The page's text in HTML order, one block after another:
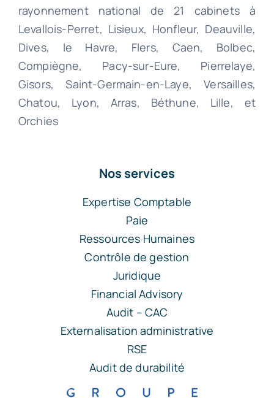
rayonnement national de 21 cabinets à
Levallois-Perret, Lisieux, Honfleur, Deauville,
Dives, le Havre, Flers, Caen, Bolbec,
Compiègne, Pacy-sur-Eure, Pierrelaye,
Gisors, Saint-Germain-en-Laye, Versailles,
Chatou, Lyon, Arras, Béthune, Lille, et
Orchies
Nos services
Expertise Comptable
Paie
Ressources Humaines
Contrôle de gestion
Juridique
Financial Advisory
Audit – CAC
Externalisation administrative
RSE
Audit de durabilité